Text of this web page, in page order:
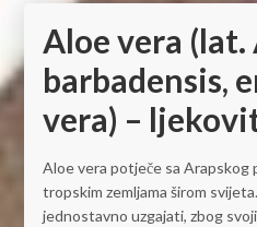
Aloe vera (lat.
barbadensis,
vera) –
Aloe vera potječe sa Arapskog
tropskim zemljama širom
jednostavno uzgajati, zbog